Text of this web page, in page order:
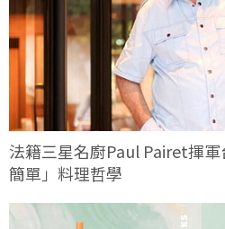
法籍三星名廚Paul Pairet揮
簡單」料理哲學